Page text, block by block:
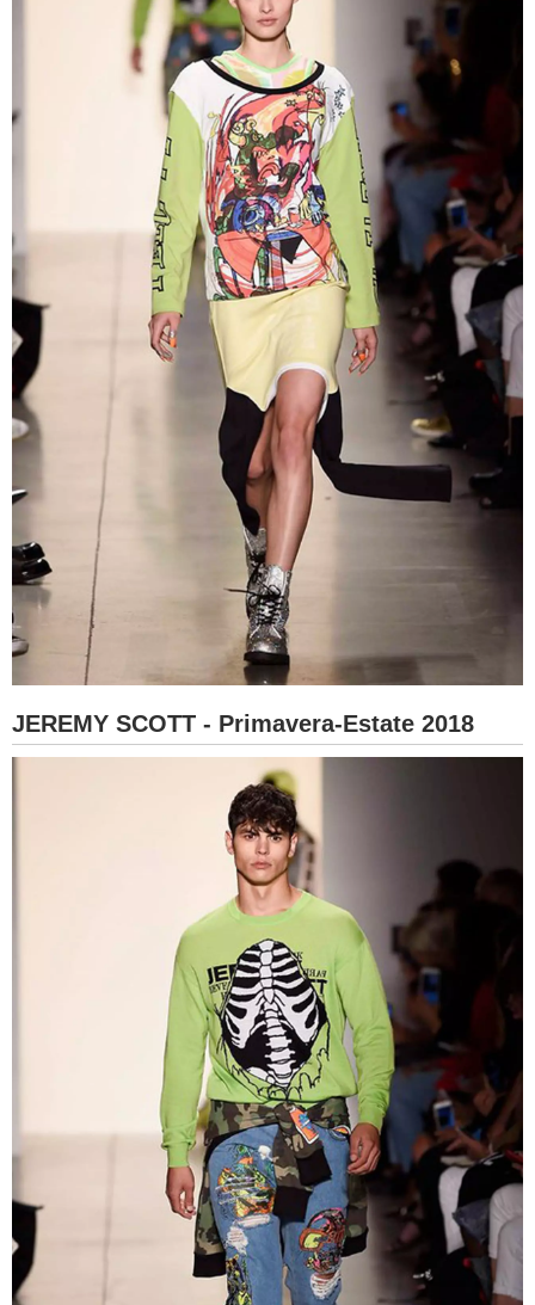
JEREMY SCOTT - Primavera-Estate 2018